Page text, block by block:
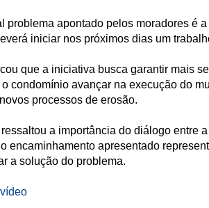
problema apontado pelos moradores é
iniciar nos próximos dias um
que a iniciativa busca garantir mais
condomínio avançar na execução do
processos de erosão.
a importância do diálogo entre
encaminhamento apresentado
a solução do problema.